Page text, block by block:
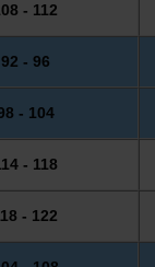
- 112
92 - 96
- 104
- 118
- 122